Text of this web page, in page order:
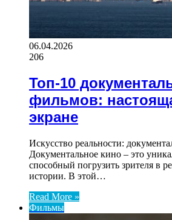
06.04.2026
206
Топ-10
фильмов:
экране
Искусство реальности:
Документальное кино – это
способный погрузить зрителя в
истории. В этой…
Read More »
Фильмы